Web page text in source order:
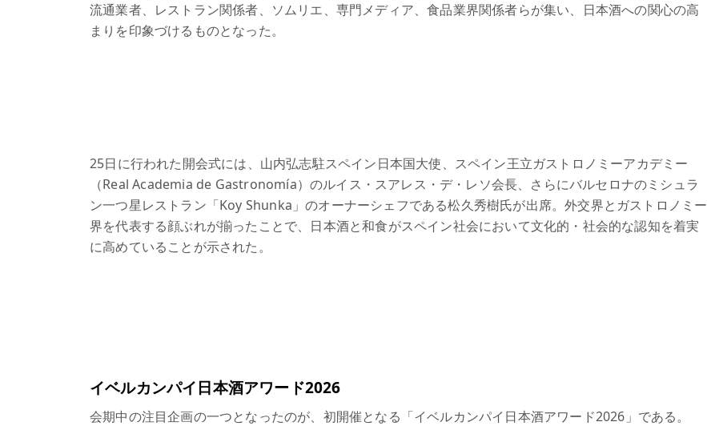
流通業者、レストラン関係者、ソムリエ、専門メディア、食品業界関係者らが集い、日本酒への関心の高
まりを印象づけるものとなった。
25日に行われた開会式には、山内弘志駐スペイン日本国大使、スペイン王立ガストロノミーアカデミー
（Real Academia de Gastronomía）のルイス・スアレス・デ・レソ会長、さらにバルセロナのミシュラ
ン一つ星レストラン「Koy Shunka」のオーナーシェフである松久秀樹氏が出席。外交界とガストロノミー
界を代表する顔ぶれが揃ったことで、日本酒と和食がスペイン社会において文化的・社会的な認知を着実
に高めていることが示された。
イベルカンパイ日本酒アワード2026
会期中の注目企画の一つとなったのが、初開催となる「イベルカンパイ日本酒アワード2026」である。